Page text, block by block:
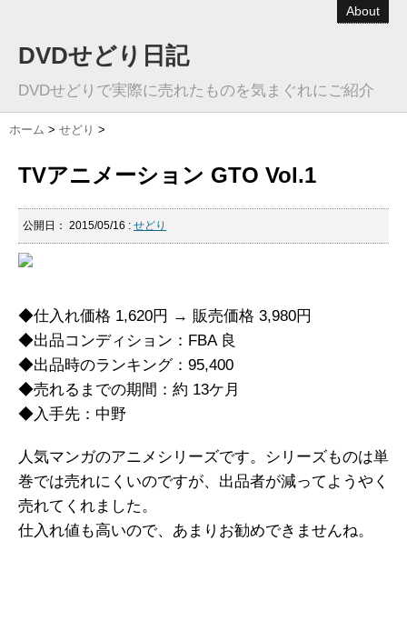
About
DVDせどり日記
DVDせどりで実際に売れたものを気まぐれにご紹介
ホーム > せどり >
TVアニメーション GTO Vol.1
公開日： 2015/05/16 : せどり
◆仕入れ価格 1,620円 → 販売価格 3,980円
◆出品コンディション：FBA 良
◆出品時のランキング：95,400
◆売れるまでの期間：約 13ケ月
◆入手先：中野
人気マンガのアニメシリーズです。シリーズものは単
巻では売れにくいのですが、出品者が減ってようやく
売れてくれました。
仕入れ値も高いので、あまりお勧めできませんね。